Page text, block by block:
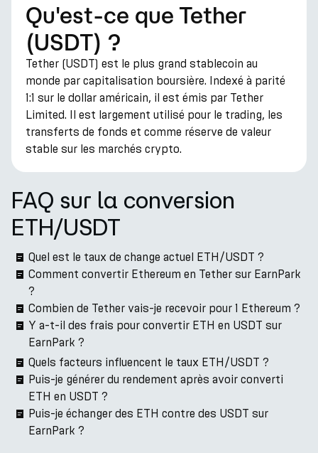
Qu'est-ce que Tether
(USDT) ?
Tether (USDT) est le plus grand stablecoin au
monde par capitalisation boursière. Indexé à parité
1:1 sur le dollar américain, il est émis par Tether
Limited. Il est largement utilisé pour le trading, les
transferts de fonds et comme réserve de valeur
stable sur les marchés crypto.
FAQ sur la conversion
ETH/USDT
Quel est le taux de change actuel ETH/USDT ?
Comment convertir Ethereum en Tether sur EarnPark
?
Combien de Tether vais-je recevoir pour 1 Ethereum ?
Y a-t-il des frais pour convertir ETH en USDT sur
EarnPark ?
Quels facteurs influencent le taux ETH/USDT ?
Puis-je générer du rendement après avoir converti
ETH en USDT ?
Puis-je échanger des ETH contre des USDT sur
EarnPark ?